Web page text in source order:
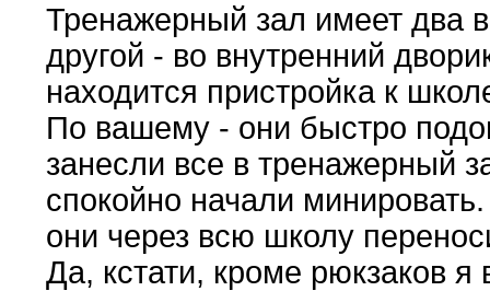
Тренажерный зал имеет два
другой - во внутренний
находится пристройка к
По вашему - они быстро
занесли все в тренажерный
спокойно начали
они через всю школу
Да, кстати, кроме рюкзаков я